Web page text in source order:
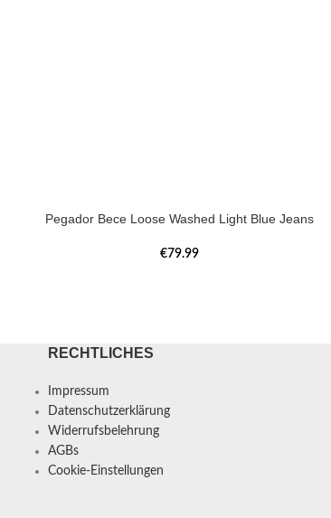
Pegador Bece Loose Washed Light Blue Jeans
€79.99
RECHTLICHES
Impressum
Datenschutzerklärung
Widerrufsbelehrung
AGBs
Cookie-Einstellungen